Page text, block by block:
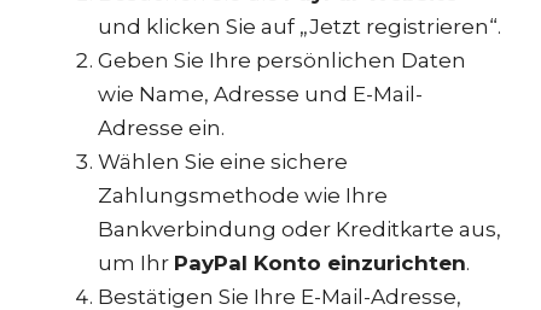
und klicken Sie auf „Jetzt registrieren“.
Geben Sie Ihre persönlichen Daten
wie Name, Adresse und E-Mail-
Adresse ein.
Wählen Sie eine sichere
Zahlungsmethode wie Ihre
Bankverbindung oder Kreditkarte aus,
um Ihr PayPal Konto einzurichten.
Bestätigen Sie Ihre E-Mail-Adresse,